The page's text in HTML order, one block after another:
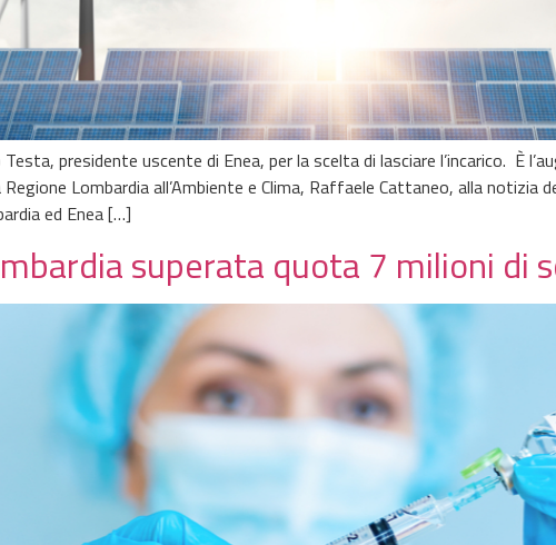
presidente uscente di Enea, per la scelta di lasciare l’incarico. È
Lombardia all’Ambiente e Clima, Raffaele Cattaneo, alla notizia
ed Enea […]
superata quota 7 milioni di